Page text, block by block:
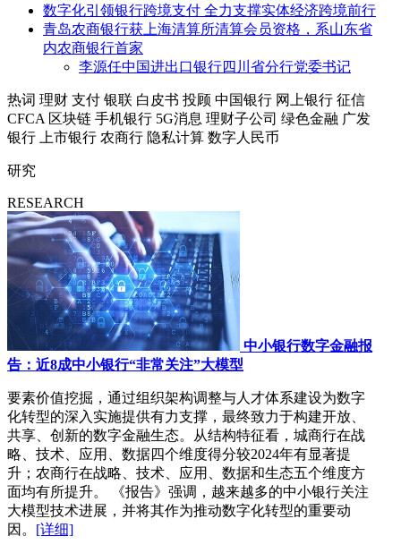
数字化引领银行跨境支付 全力支撑实体经济跨境前行
青岛农商银行获上海清算所清算会员资格，系山东省
内农商银行首家
李源任中国进出口银行四川省分行党委书记
热词 理财 支付 银联 白皮书 投顾 中国银行 网上银行 征信
CFCA 区块链 手机银行 5G消息 理财子公司 绿色金融 广发
银行
上市银行 农商行 隐私计算 数字人民币
研究
RESEARCH
中小银行数字金融报
告：近8成中小银行“非常关注”大模型
要素价值挖掘，通过组织架构调整与人才体系建设为数字
化转型的深入实施提供有力支撑，最终致力于构建开放、
共享、创新的数字金融生态。从结构特征看，城商行在战
略、技术、应用、数据四个维度得分较2024年有显著提
升；农商行在战略、技术、应用、数据和生态五个维度方
面均有所提升。 《报告》强调，越来越多的中小银行关注
大模型技术进展，并将其作为推动数字化转型的重要动
因。 [详细]